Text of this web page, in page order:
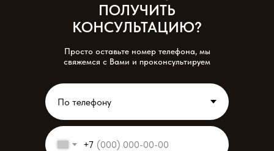
+7
Просто оставьте номер телефона, мы
свяжемся с Вами и проконсультируем
ПОЛУЧИТЬ
КОНСУЛЬТАЦИЮ?